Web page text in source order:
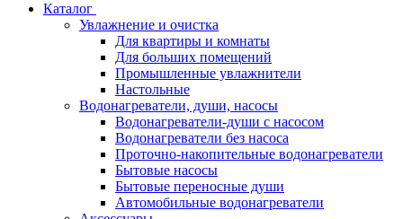
Каталог
Увлажнение и очистка
Для квартиры и комнаты
Для больших помещений
Промышленные увлажнители
Настольные
Водонагреватели, души, насосы
Водонагреватели-души с насосом
Водонагреватели без насоса
Проточно-накопительные водонагреватели
Бытовые насосы
Бытовые переносные души
Автомобильные водонагреватели